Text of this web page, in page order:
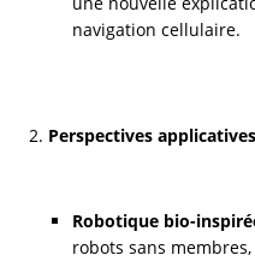
navigation cellulaire.
Perspectives applicatives
Robotique bio-
robots sans